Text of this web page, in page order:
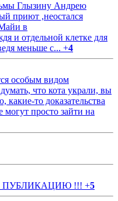
Глызину Андрею
приют ,неостался
в
и отдельной клетке для
меньше с... +4
особым видом
что кота украли, вы
то доказательства
просто зайти на
ПУБЛИКАЦИЮ !!! +5